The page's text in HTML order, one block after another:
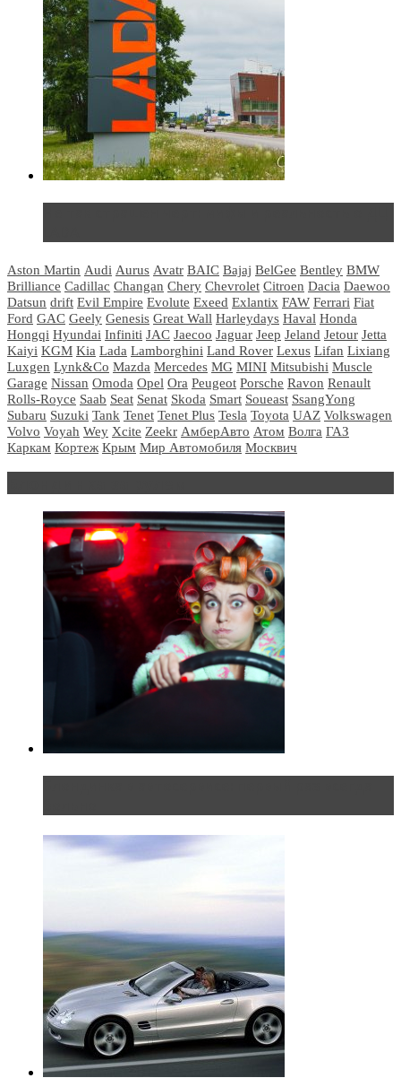
Aston Martin Audi Aurus Avatr BAIC Bajaj BelGee Bentley BMW
Brilliance Cadillac Changan Chery Chevrolet Citroen Dacia Daewoo
Datsun drift Evil Empire Evolute Exeed Exlantix FAW Ferrari Fiat
Ford GAC Geely Genesis Great Wall Harleydays Haval Honda
Hongqi Hyundai Infiniti JAC Jaecoo Jaguar Jeep Jeland Jetour Jetta
Kaiyi KGM Kia Lada Lamborghini Land Rover Lexus Lifan Lixiang
Luxgen Lynk&Co Mazda Mercedes MG MINI Mitsubishi Muscle
Garage Nissan Omoda Opel Ora Peugeot Porsche Ravon Renault
Rolls-Royce Saab Seat Senat Skoda Smart Soueast SsangYong
Subaru Suzuki Tank Tenet Tenet Plus Tesla Toyota UAZ Volkswagen
Volvo Voyah Wey Xcite Zeekr АмберАвто Атом Волга ГАЗ
Каркам Кортеж Крым Мир Автомобиля Москвич